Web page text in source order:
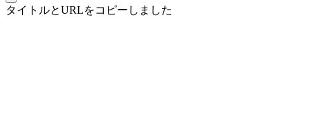
タイトルとURLをコピーしました